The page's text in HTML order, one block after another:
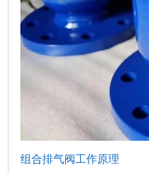
组合排气阀工作原理